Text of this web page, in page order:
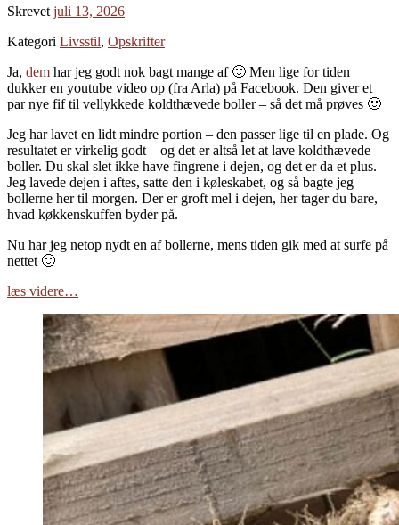
Skrevet juli 13, 2026
Kategori Livsstil, Opskrifter
Ja, dem har jeg godt nok bagt mange af 🙂 Men lige for tiden
dukker en youtube video op (fra Arla) på Facebook. Den giver et
par nye fif til vellykkede koldthævede boller – så det må prøves 🙂
Jeg har lavet en lidt mindre portion – den passer lige til en plade. Og
resultatet er virkelig godt – og det er altså let at lave koldthævede
boller. Du skal slet ikke have fingrene i dejen, og det er da et plus.
Jeg lavede dejen i aftes, satte den i køleskabet, og så bagte jeg
bollerne her til morgen. Der er groft mel i dejen, her tager du bare,
hvad køkkenskuffen byder på.
Nu har jeg netop nydt en af bollerne, mens tiden gik med at surfe på
nettet 🙂
læs videre…